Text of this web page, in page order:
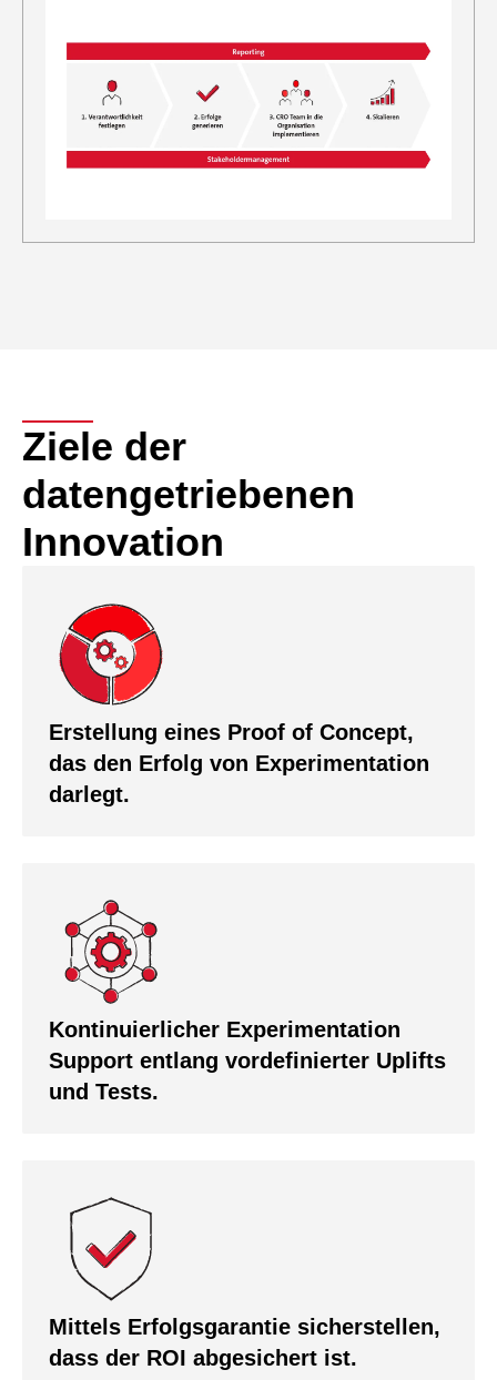
Ziele der
datengetriebenen
Innovation
Erstellung eines Proof of Concept,
das den Erfolg von Experimentation
darlegt.
Kontinuierlicher Experimentation
Support entlang vordefinierter Uplifts
und Tests.
Mittels Erfolgsgarantie sicherstellen,
dass der ROI abgesichert ist.